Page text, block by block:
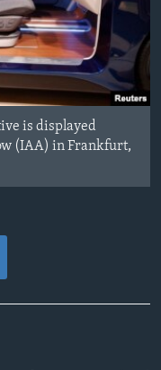
is displayed
(IAA) in Frankfurt,